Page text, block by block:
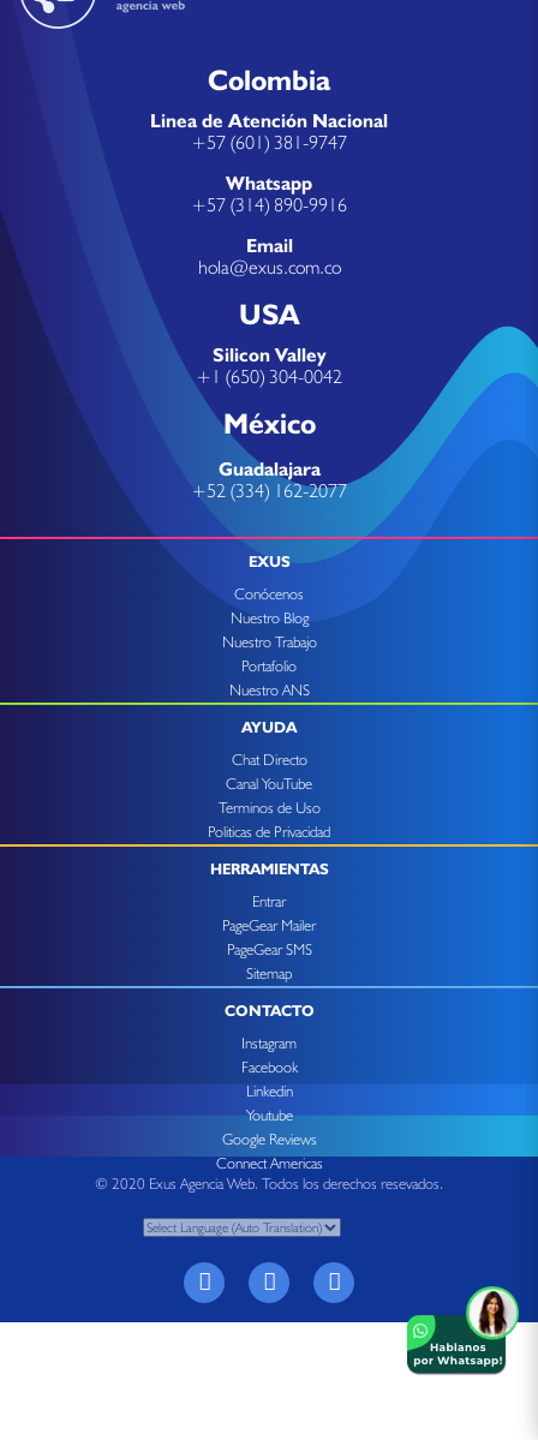
Colombia
Linea de Atención Nacional
+57 (601) 381-9747
Whatsapp
+57 (314) 890-9916
Email
hola@exus.com.co
USA
Silicon Valley
+1 (650) 304-0042
México
Guadalajara
+52 (334) 162-2077
EXUS
Conócenos
Nuestro Blog
Nuestro Trabajo
Portafolio
Nuestro ANS
AYUDA
Chat Directo
Canal YouTube
Terminos de Uso
Politicas de Privacidad
HERRAMIENTAS
Entrar
PageGear Mailer
PageGear SMS
Sitemap
CONTACTO
Instagram
Facebook
Linkedin
Youtube
Google Reviews
Connect Americas
© 2020 Exus Agencia Web. Todos los derechos resevados.